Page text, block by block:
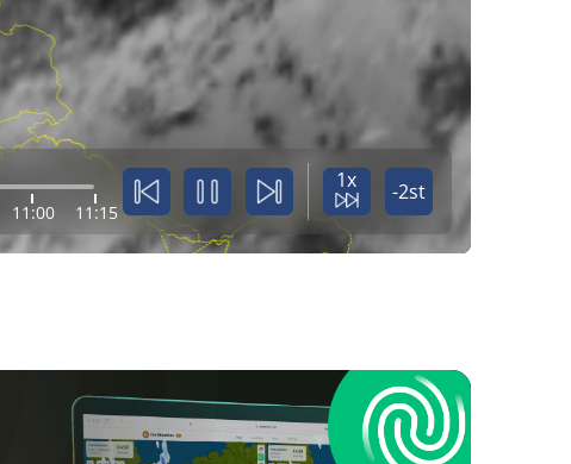
11:00 11:15
1x -2st